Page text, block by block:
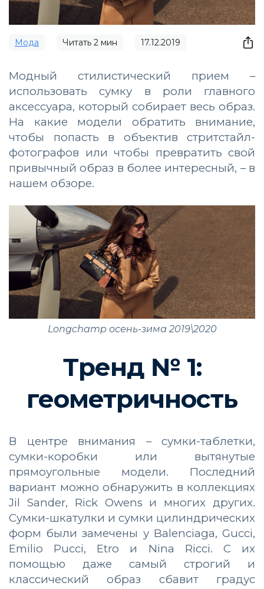
Мода Читать 2 мин 17.12.2019
Модный стилистический прием –
использовать сумку в роли главного
аксессуара, который собирает весь образ.
На какие модели обратить внимание,
чтобы попасть в объектив стритстайл-
фотографов или чтобы превратить свой
привычный образ в более интересный, – в
нашем обзоре.
Longchamp осень-зима 2019\2020
Тренд № 1:
геометричность
В центре внимания – сумки-таблетки,
сумки-коробки или вытянутые
прямоугольные модели. Последний
вариант можно обнаружить в коллекциях
Jil Sander, Rick Owens и многих других.
Сумки-шкатулки и сумки цилиндрических
форм были замечены у Balenciaga, Gucci,
Emilio Pucci, Etro и Nina Ricci. С их
помощью даже самый строгий и
классический образ сбавит градус